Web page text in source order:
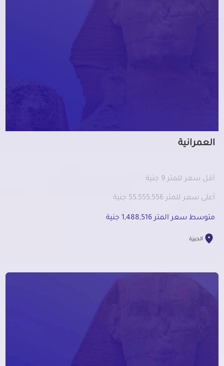
العمرانية
أقل سعر للمتر 9 جنية
أعلى سعر للمتر 55,555,556 جنية
متوسط سعر المتر 1,488,516 جنية
الجيزة